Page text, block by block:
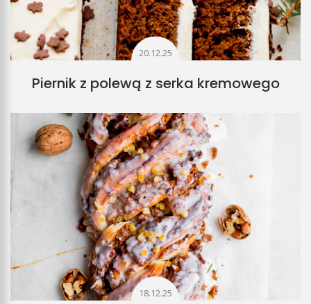
20.12.25
Piernik z polewą z serka kremowego
18.12.25